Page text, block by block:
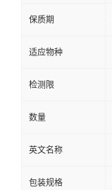
保质期
适应物种
检测限
数量
英文名称
包装规格